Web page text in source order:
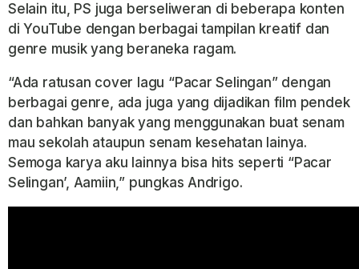
Selain itu, PS juga berseliweran di beberapa konten
di YouTube dengan berbagai tampilan kreatif dan
genre musik yang beraneka ragam.
“Ada ratusan cover lagu “Pacar Selingan” dengan
berbagai genre, ada juga yang dijadikan film pendek
dan bahkan banyak yang menggunakan buat senam
mau sekolah ataupun senam kesehatan lainya.
Semoga karya aku lainnya bisa hits seperti “Pacar
Selingan’, Aamiin,” pungkas Andrigo.